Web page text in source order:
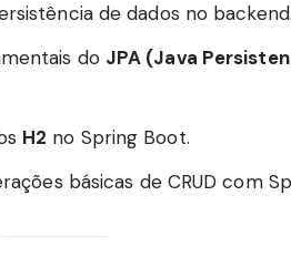
de dados no backend.
do JPA (Java
H2 no Spring Boot.
básicas de CRUD com